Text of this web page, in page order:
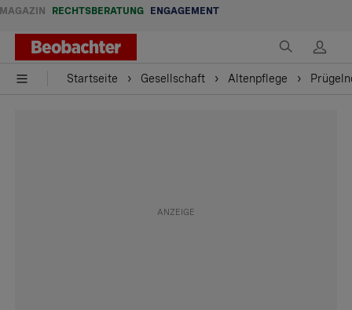
MAGAZIN RECHTSBERATUNG ENGAGEMENT
Startseite Gesellschaft Altenpflege